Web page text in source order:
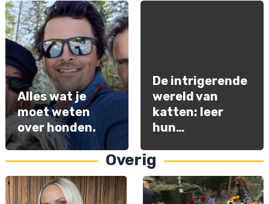
Alles wat je
moet weten
over honden.
De intrigerende
wereld van
katten: leer
hun…
Overig